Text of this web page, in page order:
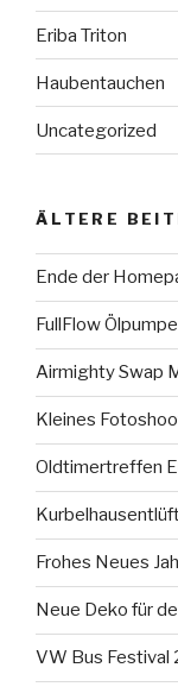
Eriba Triton
Haubentauchen
Uncategorized
ÄLTERE
Ende der
FullFlow
Airmighty Swap
Kleines
Oldtimertreffen
Frohes Neues
Neue Deko für
VW Bus Festival